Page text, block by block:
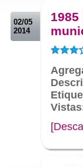
02/05
2014